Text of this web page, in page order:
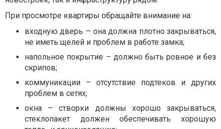
При просмотре квартиры обращайте внимание на:
входную дверь — она должна плотно закрываться,
не иметь щелей и проблем в работе замка;
напольное покрытие – должно быть ровное и без
скрипов;
коммуникации – отсутствие подтеков и других
проблем в сетях;
окна – створки должны хорошо закрываться,
стеклопакет должен обеспечивать хорошую